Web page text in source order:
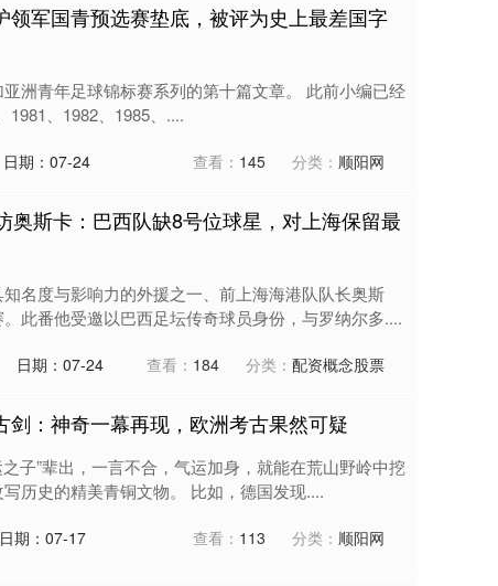
军国青预选赛垫底，被评为史上最差国字
洲青年足球锦标赛系列的第十篇文章。 此前小编已经
1981、1982、1985、....
日期：07-24 查看： 145 分类： 顺阳网
奥斯卡：巴西队缺8号位球星，对上海保留最
名度与影响力的外援之一、前上海海港队队长奥斯
此番他受邀以巴西足坛传奇球员身份，与罗纳尔多....
日期：07-24 查看： 184 分类： 配资概念股票
：神奇一幕再现，欧洲考古果然可疑
子”辈出，一言不合，气运加身，就能在荒山野岭中挖
历史的精美青铜文物。 比如，德国发现....
日期：07-17 查看： 113 分类： 顺阳网